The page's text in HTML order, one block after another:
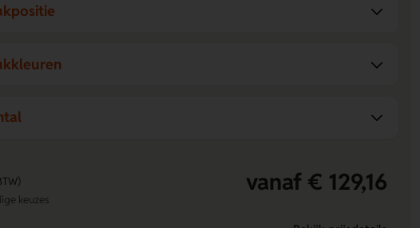
vanaf € 129,16
keuzes